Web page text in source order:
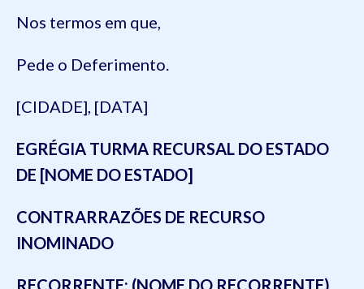
Nos termos em que,
Pede o Deferimento.
[CIDADE], [DATA]
EGRÉGIA TURMA RECURSAL DO ESTADO
DE [NOME DO ESTADO]
CONTRARRAZÕES DE RECURSO
INOMINADO
RECORRENTE: (NOME DO RECORRENTE)